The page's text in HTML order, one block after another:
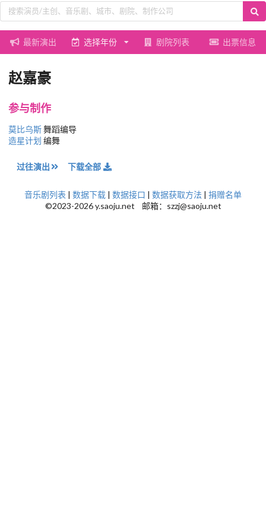
最新演出 选择年份 剧院列表 出票信息
赵嘉豪
参与制作
莫比乌斯舞蹈编导
造星计划 编舞
过往演出 下载全部
音乐剧列表 | 数据下载 | 数据接口 | 数据获取方法 | 捐赠名单
©2023-2026 y.saoju.net 邮箱：szzj@saoju.net